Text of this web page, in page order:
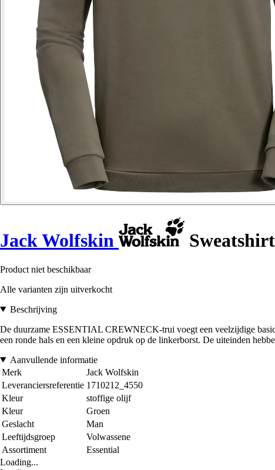
Jack Wolfskin
Product niet beschikbaar
Alle varianten zijn uitverkocht
Beschrijving
De duurzame ESSENTIAL CREWNECK-trui voegt een veelzijdige
een ronde hals en een kleine opdruk op de linkerborst. De uiteinden
Aanvullende informatie
Merk
Jack Wolfskin
Leveranciersreferentie 1710212_4550
Kleur
stoffige olijf
Kleur
Groen
Geslacht
Man
Leeftijdsgroep
Volwassene
Assortiment
Essential
Loading...